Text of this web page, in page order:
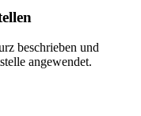
beschrieben und
angewendet.